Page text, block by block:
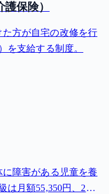
保険）
方が自宅の改修を行
を支給する制度。
障害がある児童を養
は月額55,350円、2級